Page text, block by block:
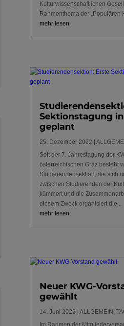
Kulturwissenschaftlichen
Rahmenthema der „Populären
mehr lesen
Sektionstagung
geplant
25. Dezember 2022
Seit der 7. Jahrestagung der
österreichischen Graz besteht
Studierendensektion, die sich
zwischen Studierenden der
kümmert und die
diesem Zweck organisiert die...
mehr lesen
Neuer KWG-
gewählt
14. Juni 2022 ALLGEMEIN ,